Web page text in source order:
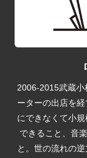
2006-2015武蔵小
ーターの出店を
にできなくて小
できること、音
と。世の流れの